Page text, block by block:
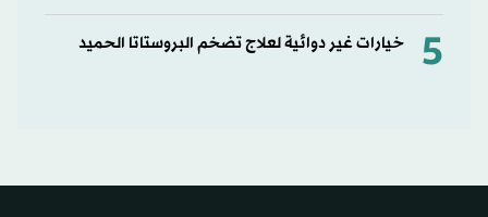
5 خيارات غير دوائية لعلاج تضخم البروستاتا الحميد